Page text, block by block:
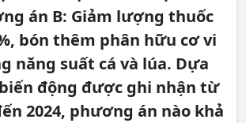
án B: Giảm lượng thuốc
bón thêm phân hữu cơ vi
năng suất cá và lúa. Dựa
động được ghi nhận từ
2024, phương án nào khả